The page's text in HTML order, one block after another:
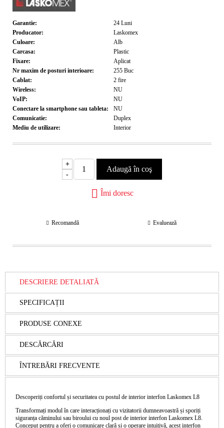
Garantie: 24 Luni
Producator:
Laskomex
Culoare:
Alb
Carcasa:
Plastic
Fixare:
Aplicat
Nr maxim de posturi interioare:
255 Buc
Cablat:
2 fire
Wireless:
NU
VoIP:
NU
Conectare la smartphone sau tableta:
NU
Comunicatie:
Duplex
Mediu de utilizare:
Interior
+
-
Îmi doresc
Recomandă Evaluează
DESCRIERE DETALIATĂ
SPECIFICAȚII
PRODUSE CONEXE
DESCĂRCĂRI
ÎNTREBĂRI FRECVENTE
Descoperiți confortul și securitatea cu postul de interior interfon Laskomex L8
Transformați modul în care interacționați cu vizitatorii dumneavoastră și sporiți
siguranța căminului sau biroului cu noul post de interior interfon Laskomex L8.
Conceput pentru a oferi o comunicare clară și o operare intuitivă, acest interfon